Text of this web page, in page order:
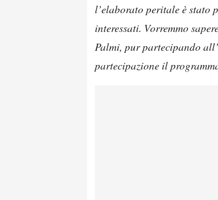
l’elaborato peritale è stato
interessati. Vorremmo
Palmi, pur partecipando
partecipazione il